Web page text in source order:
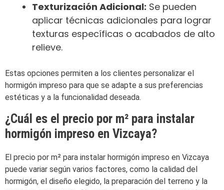
Texturización Adicional: Se pueden
aplicar técnicas adicionales para lograr
texturas específicas o acabados de alto
relieve.
Estas opciones permiten a los clientes personalizar el
hormigón impreso para que se adapte a sus preferencias
estéticas y a la funcionalidad deseada.
¿Cuál es el precio por m² para instalar
hormigón impreso en Vizcaya?
El precio por m² para instalar hormigón impreso en Vizcaya
puede variar según varios factores, como la calidad del
hormigón, el diseño elegido, la preparación del terreno y la